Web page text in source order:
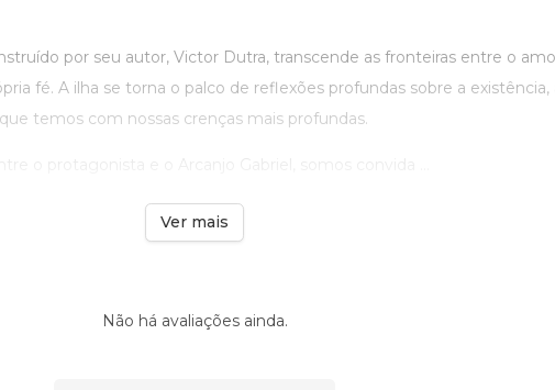
por seu autor, Victor Dutra, transcende as fronteiras entre o
fé. A ilha se torna o palco de reflexões profundas sobre a existência,
temos com nossas crenças mais profundas.
Ver mais
Não há avaliações ainda.